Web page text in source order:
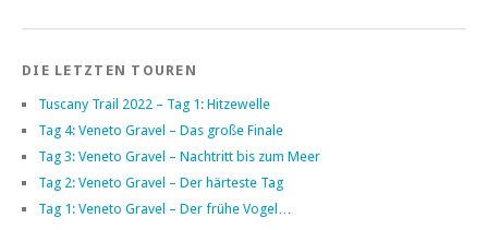
DIE LETZTEN TOUREN
Tuscany Trail 2022 – Tag 1: Hitzewelle
Tag 4: Veneto Gravel – Das große Finale
Tag 3: Veneto Gravel – Nachtritt bis zum Meer
Tag 2: Veneto Gravel – Der härteste Tag
Tag 1: Veneto Gravel – Der frühe Vogel…